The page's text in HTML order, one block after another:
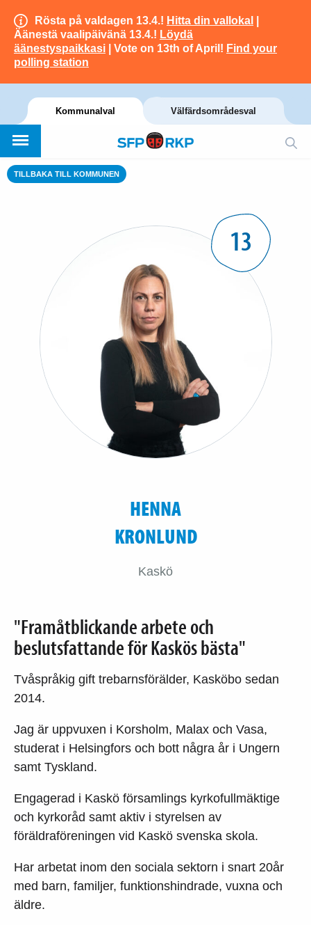
Rösta på valdagen 13.4.! Hitta din vallokal
Äänestä vaalipäivänä 13.4.! Löydä
äänestyspaikkasi | Vote on 13th of April! Find your
polling station
Kommunalval Välfärdsområdesval
TILLBAKA TILL KOMMUNEN
13
HENNA
KRONLUND
Kaskö
"Framåtblickande arbete och
beslutsfattande för Kaskös bästa"
Tvåspråkig gift trebarnsförälder, Kasköbo sedan
2014.
Jag är uppvuxen i Korsholm, Malax och Vasa,
studerat i Helsingfors och bott några år i Ungern
samt Tyskland.
Engagerad i Kaskö församlings kyrkofullmäktige
och kyrkoråd samt aktiv i styrelsen av
föräldraföreningen vid Kaskö svenska skola.
Har arbetat inom den sociala sektorn i snart 20år
med barn, familjer, funktionshindrade, vuxna och
äldre.